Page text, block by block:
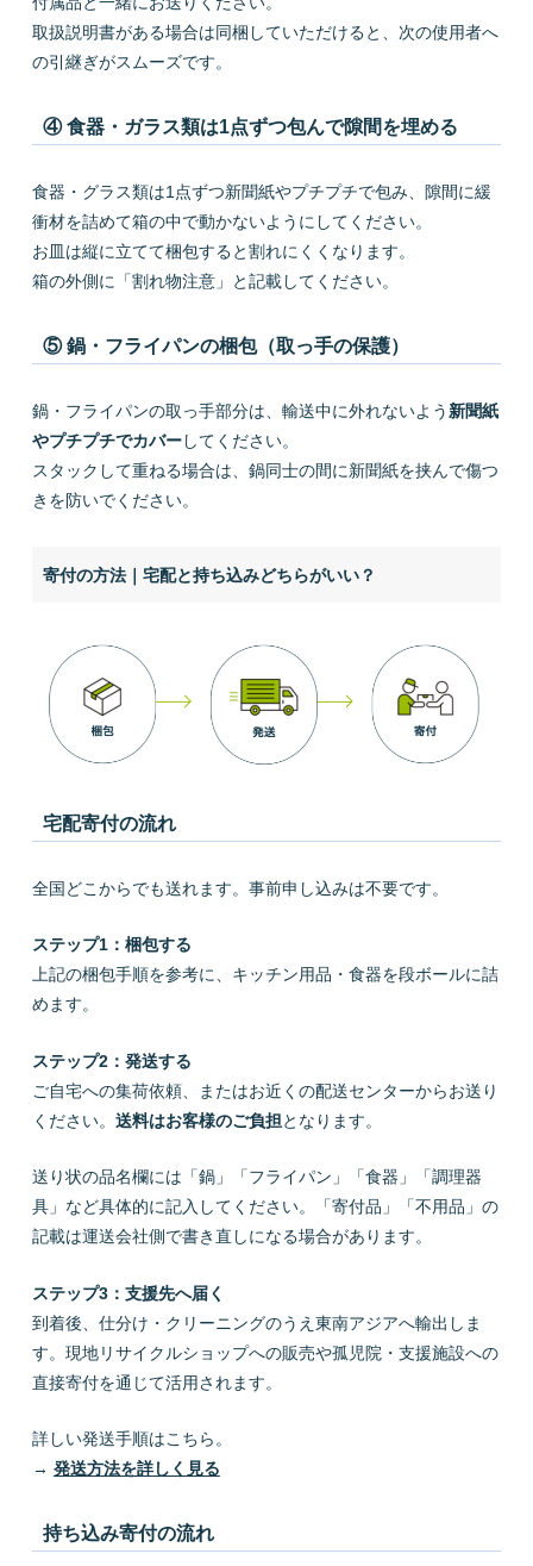
取扱説明書がある場合は同梱していただけると、次の使用者へ
の引継ぎがスムーズです。
④ 食器・ガラス類は1点ずつ包んで隙間を埋める
食器・グラス類は1点ずつ新聞紙やプチプチで包み、隙間に緩
衝材を詰めて箱の中で動かないようにしてください。
お皿は縦に立てて梱包すると割れにくくなります。
箱の外側に「割れ物注意」と記載してください。
⑤ 鍋・フライパンの梱包（取っ手の保護）
鍋・フライパンの取っ手部分は、輸送中に外れないよう 新聞紙
やプチプチでカバーしてください。
スタックして重ねる場合は、鍋同士の間に新聞紙を挟んで傷つ
きを防いでください。
寄付の方法｜宅配と持ち込みどちらがいい？
宅配寄付の流れ
全国どこからでも送れます。事前申し込みは不要です。
ステップ1：梱包する
上記の梱包手順を参考に、キッチン用品・食器を段ボールに詰
めます。
ステップ2：発送する
ご自宅への集荷依頼、またはお近くの配送センターからお送り
ください。 送料はお客様のご負担となります。
送り状の品名欄には「鍋」「フライパン」「食器」「調理器
具」など具体的に記入してください。「寄付品」「不用品」の
記載は運送会社側で書き直しになる場合があります。
ステップ3：支援先へ届く
到着後、仕分け・クリーニングのうえ東南アジアへ輸出しま
す。現地リサイクルショップへの販売や孤児院・支援施設への
直接寄付を通じて活用されます。
詳しい発送手順はこちら。
→ 発送方法を詳しく見る
持ち込み寄付の流れ